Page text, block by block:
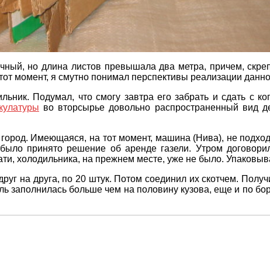
но длина листов превышала два метра, причем,
момент, я смутно понимал перспективы реализации
Подумал, что смогу завтра его забрать и сдать с
во вторсырье довольно распространенный вид
город. Имеющаяся, на тот момент, машина (Нива), не
принято решение об аренде газели. Утром
холодильника, на прежнем месте, уже не было.
на друга, по 20 штук. Потом соединил их скотчем.
заполнилась больше чем на половину кузова, еще и по